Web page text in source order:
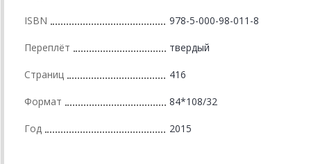
ISBN 978-5-000-98-011-8
Переплёт твердый
Страниц 416
Формат 84*108/32
Год 2015